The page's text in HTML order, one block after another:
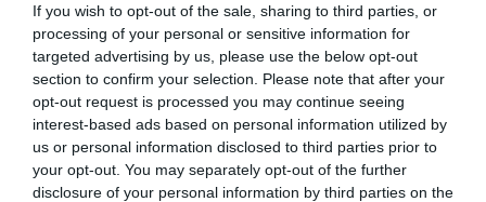
If you wish to opt-out of the sale, sharing to third parties, or
processing of your personal or sensitive information for
targeted advertising by us, please use the below opt-out
section to confirm your selection. Please note that after your
opt-out request is processed you may continue seeing
interest-based ads based on personal information utilized by
us or personal information disclosed to third parties prior to
your opt-out. You may separately opt-out of the further
disclosure of your personal information by third parties on the